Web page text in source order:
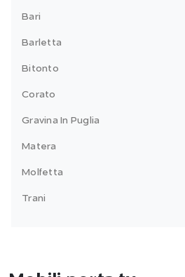
Bari
Barletta
Bitonto
Corato
Gravina In Puglia
Matera
Molfetta
Trani